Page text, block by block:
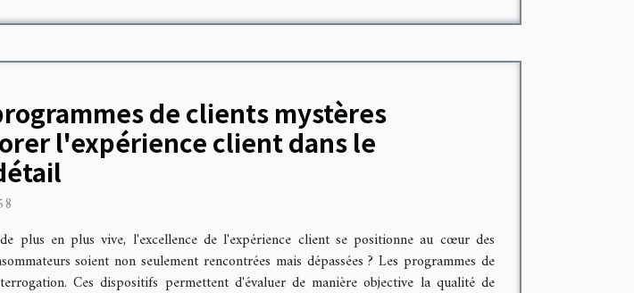
de clients mystères
l'expérience client dans le
plus en plus vive, l'excellence de l'expérience client se positionne au cœur des
soient non seulement rencontrées mais dépassées ? Les programmes de
Ces dispositifs permettent d'évaluer de manière objective la qualité de